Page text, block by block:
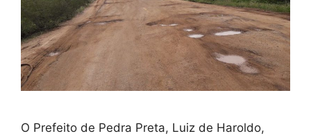
O Prefeito de Pedra Preta, Luiz de Haroldo,